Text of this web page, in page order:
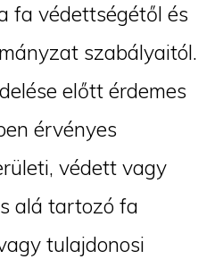
fa védettségétől és
szabályaitól.
előtt érdemes
érvényes
védett vagy
alá tartozó fa
tulajdonosi